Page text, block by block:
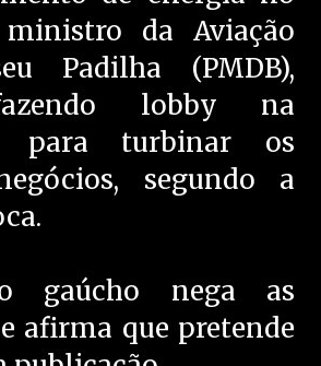
da Aviação
Padilha (PMDB),
lobby na
para turbinar os
segundo a
gaúcho nega as
afirma que pretende